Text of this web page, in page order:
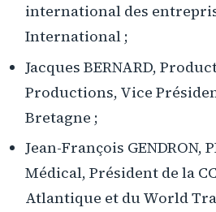
international des
International ;
Jacques BERNARD,
Productions, Vice
Bretagne ;
Jean-François GENDRON,
Médical, Président de la
Atlantique et du World